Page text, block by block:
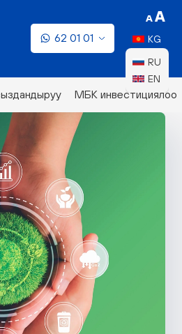
KG
RU
EN
МБК инвестициялоо
62 01 01